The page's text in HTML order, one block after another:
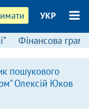
УКР
Фінансова
пошукового
Олексій Юков